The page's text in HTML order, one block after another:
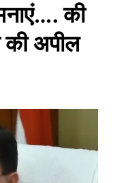
की
की अपील